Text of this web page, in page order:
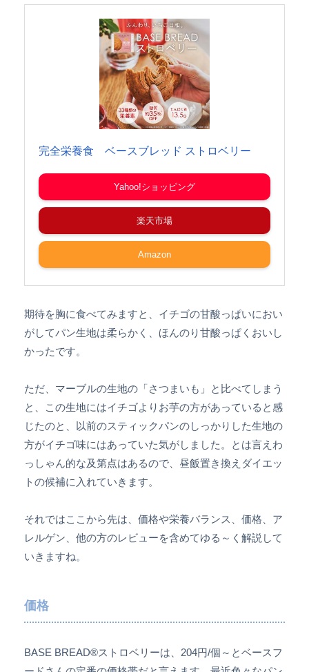
完全栄養食 ベースブレッド ストロベリー
Yahoo!ショッピング
楽天市場
Amazon
期待を胸に食べてみますと、イチゴの甘酸っぱいにおい
がしてパン生地は柔らかく、ほんのり甘酸っぱくおいし
かったです。
ただ、マーブルの生地の「さつまいも」と比べてしまう
と、この生地にはイチゴよりお芋の方があっていると感
じたのと、以前のスティックパンのしっかりした生地の
方がイチゴ味にはあっていた気がしました。とは言えわ
っしゃん的な及第点はあるので、昼飯置き換えダイエッ
トの候補に入れていきます。
それではここから先は、価格や栄養バランス、価格、ア
レルゲン、他の方のレビューを含めてゆる～く解説して
いきますね。
価格
BASE BREAD®ストロベリーは、204円/個～とベースフ